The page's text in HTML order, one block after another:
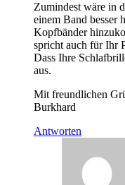
Zumindest wäre in
einem Band besser
Kopfbänder
spricht auch für Ihr
Dass Ihre
aus.
Mit freundlichen
Burkhard
Antworten